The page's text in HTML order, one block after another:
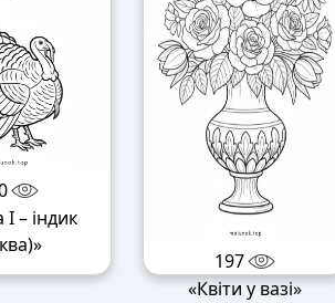
І – індик
197
«Квіти у вазі»